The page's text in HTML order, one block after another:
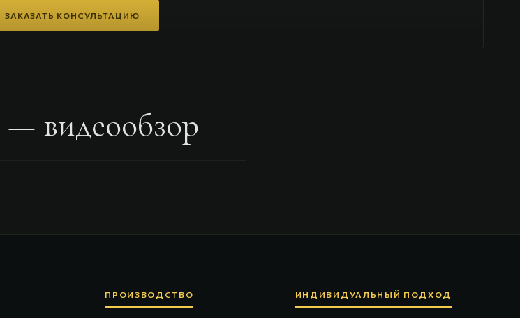
ЗАКАЗАТЬ КОНСУЛЬТАЦИЮ
— видеообзор
ПРОИЗВОДСТВО ИНДИВИДУАЛЬНЫЙ ПОДХОД